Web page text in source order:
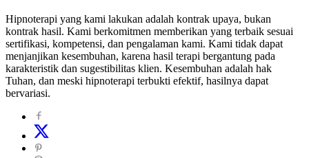
Hipnoterapi yang kami lakukan adalah kontrak upaya, bukan
kontrak hasil. Kami berkomitmen memberikan yang terbaik sesuai
sertifikasi, kompetensi, dan pengalaman kami. Kami tidak dapat
menjanjikan kesembuhan, karena hasil terapi bergantung pada
karakteristik dan sugestibilitas klien. Kesembuhan adalah hak
Tuhan, dan meski hipnoterapi terbukti efektif, hasilnya dapat
bervariasi.